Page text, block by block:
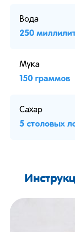
Вода
250
Мука
150 граммов
Сахар
5 столовых